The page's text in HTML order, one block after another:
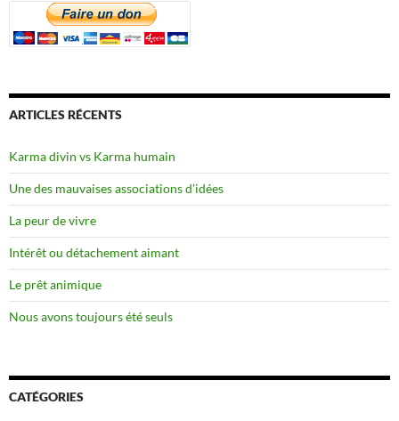
ARTICLES RÉCENTS
Karma divin vs Karma humain
Une des mauvaises associations d’idées
La peur de vivre
Intérêt ou détachement aimant
Le prêt animique
Nous avons toujours été seuls
CATÉGORIES